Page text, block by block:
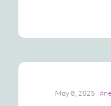
May 8, 2025